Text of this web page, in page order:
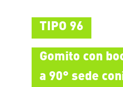
TIPO 96
Gomito con
a 90° sede